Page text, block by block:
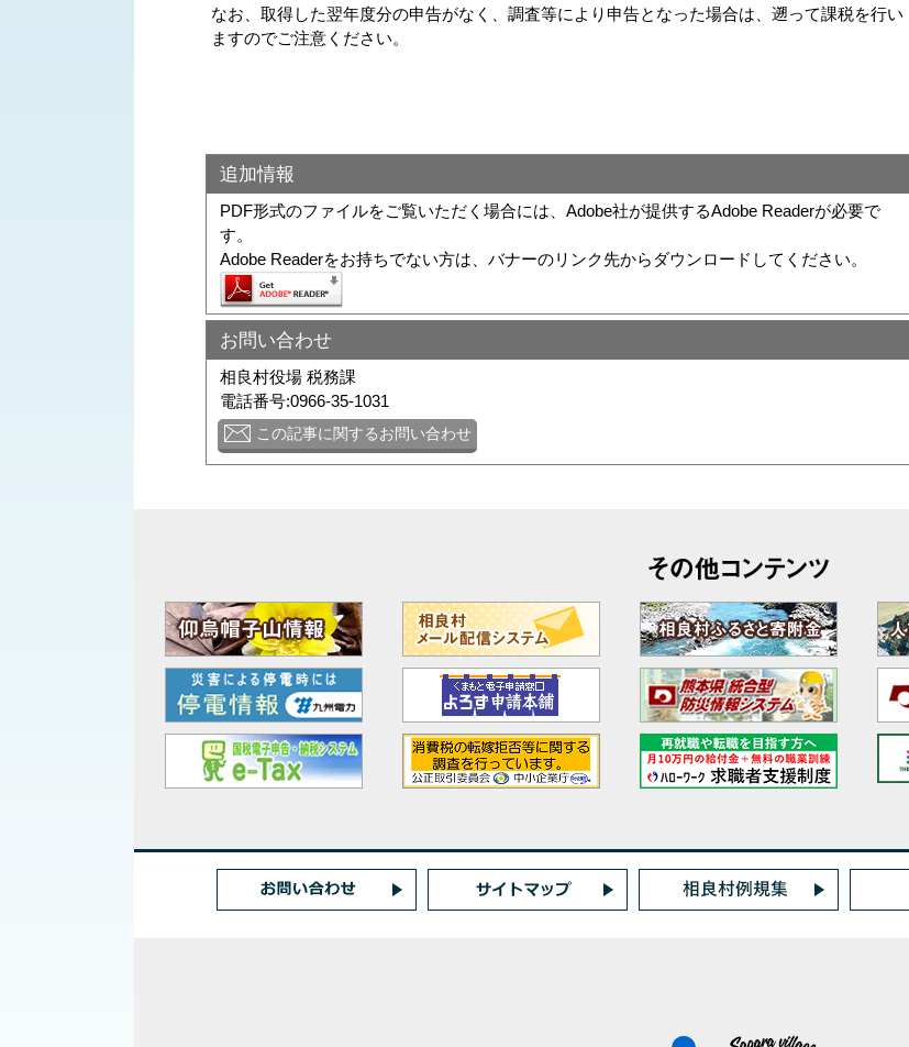
なお、取得した翌年度分の申告がなく、調査等により申告となった場合は、遡って課税を行い
ますのでご注意ください。
追加情報
PDF形式のファイルをご覧いただく場合には、Adobe社が提供するAdobe Readerが必要で
す。
Adobe Readerをお持ちでない方は、バナーのリンク先からダウンロードしてください。
お問い合わせ
相良村役場 税務課
電話番号:0966-35-1031
この記事に関するお問い合わせ